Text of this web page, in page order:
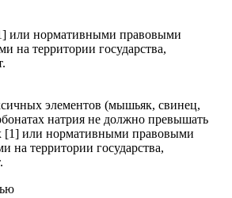
или нормативными правовыми
на территории государства,
элементов (мышьяк, свинец,
натрия не должно превышать
[1] или нормативными правовыми
на территории государства,